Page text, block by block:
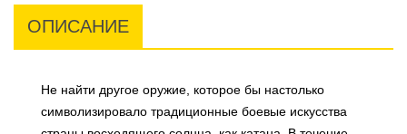
ОПИСАНИЕ
Не найти другое оружие, которое бы настолько
символизировало традиционные боевые искусства